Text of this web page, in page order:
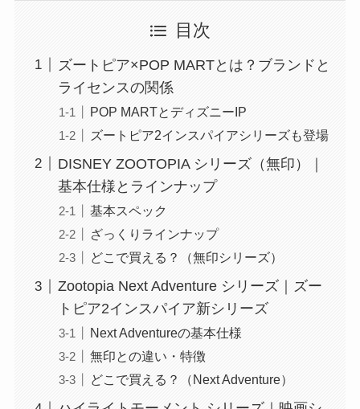
目次
ズートピア×POP MARTとは？ブランドと
ライセンスの関係
POP MARTとディズニーIP
ズートピア2インスパイアシリーズも登場
DISNEY ZOOTOPIA シリーズ（無印）｜
基本仕様とラインナップ
基本スペック
ざっくりラインナップ
どこで買える？（無印シリーズ）
Zootopia Next Adventure シリーズ｜ズー
トピア2インスパイア新シリーズ
Next Adventureの基本仕様
無印との違い・特徴
どこで買える？（Next Adventure）